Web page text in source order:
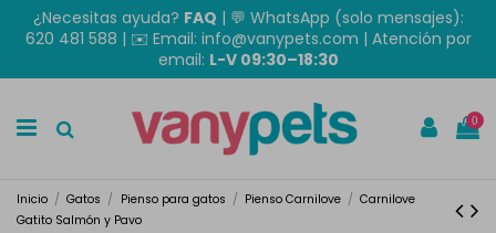
¿Necesitas ayuda? FAQ | 💬 WhatsApp (solo mensajes):
620 481 588 | ✉️ Email: info@vanypets.com | Atención por
email: L-V 09:30–18:30
0
Inicio Gatos Pienso para gatos Pienso Carnilove
Carnilove
Gatito Salmón y Pavo